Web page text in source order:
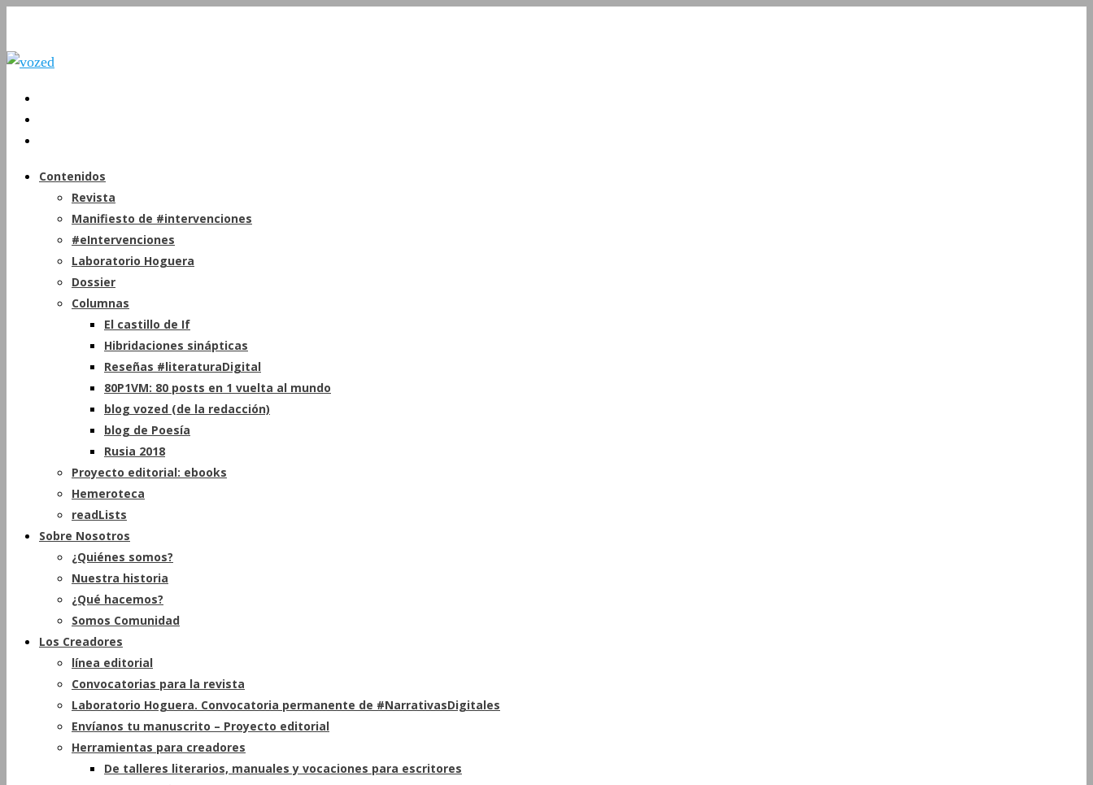
Contenidos
Revista
Manifiesto de #intervenciones
#eIntervenciones
Laboratorio Hoguera
Dossier
Columnas
El castillo de If
Hibridaciones sinápticas
Reseñas #literaturaDigital
80P1VM: 80 posts en 1 vuelta al mundo
blog vozed (de la redacción)
blog de Poesía
Rusia 2018
Proyecto editorial: ebooks
Hemeroteca
readLists
Sobre Nosotros
¿Quiénes somos?
Nuestra historia
¿Qué hacemos?
Somos Comunidad
Los Creadores
línea editorial
Convocatorias para la revista
Laboratorio Hoguera. Convocatoria permanente de #NarrativasDigitales
Envíanos tu manuscrito – Proyecto editorial
Herramientas para creadores
De talleres literarios, manuales y vocaciones para escritores